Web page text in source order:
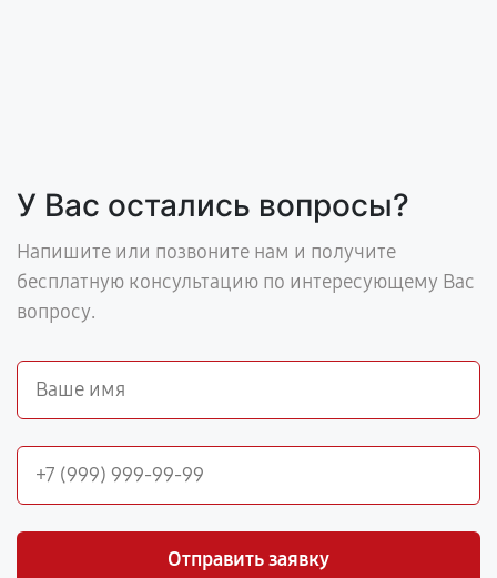
У Вас остались вопросы?
Напишите или позвоните нам и получите
бесплатную консультацию по интересующему Вас
вопросу.
Отправить заявку